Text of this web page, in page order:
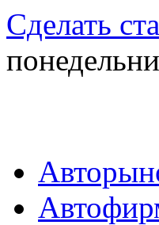
Сделать